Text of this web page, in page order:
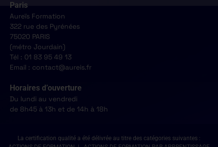
Paris
Aureïs Formation
322 rue des Pyrénées
75020 PARIS
(métro Jourdain)
Tél : 01 83 95 49 13
Email : contact@aureis.fr
Horaires d’ouverture
Du lundi au vendredi
de 8h45 à 13h et de 14h à 18h
La certification qualité a été délivrée au titre des catégories suivantes :